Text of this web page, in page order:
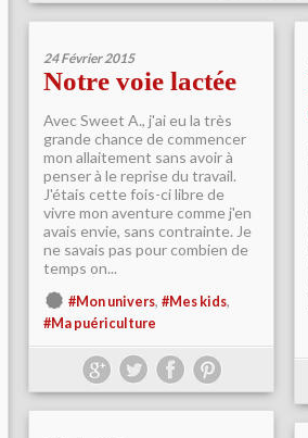
24 Février 2015
Notre voie lactée
Avec Sweet A., j'ai eu la très
grande chance de commencer
mon allaitement sans avoir à
penser à le reprise du travail.
J'étais cette fois-ci libre de
vivre mon aventure comme j'en
avais envie, sans contrainte. Je
ne savais pas pour combien de
temps on...
#Mon univers, #Mes kids,
#Ma puériculture